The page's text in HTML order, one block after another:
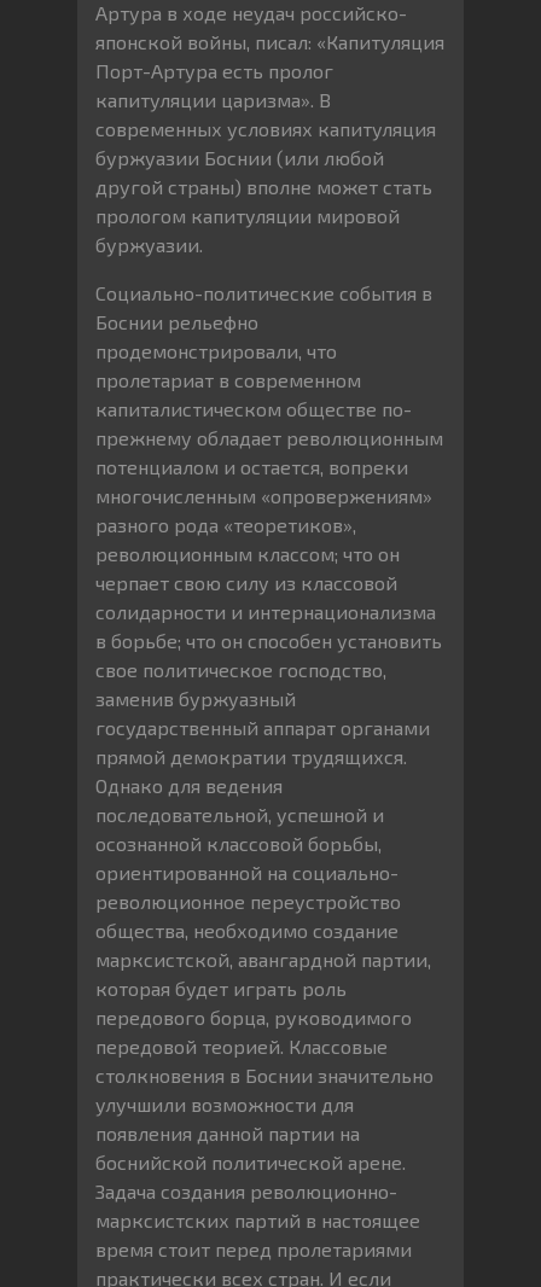
Артура в ходе неудач российско-
японской войны, писал: «Капитуляция
Порт-Артура есть пролог
капитуляции царизма». В
современных условиях капитуляция
буржуазии Боснии (или любой
другой страны) вполне может стать
прологом капитуляции мировой
буржуазии.
Социально-политические события в
Боснии рельефно
продемонстрировали, что
пролетариат в современном
капиталистическом обществе по-
прежнему обладает революционным
потенциалом и остается, вопреки
многочисленным «опровержениям»
разного рода «теоретиков»,
революционным классом; что он
черпает свою силу из классовой
солидарности и интернационализма
в борьбе; что он способен установить
свое политическое господство,
заменив буржуазный
государственный аппарат органами
прямой демократии трудящихся.
Однако для ведения
последовательной, успешной и
осознанной классовой борьбы,
ориентированной на социально-
революционное переустройство
общества, необходимо создание
марксистской, авангардной партии,
которая будет играть роль
передового борца, руководимого
передовой теорией. Классовые
столкновения в Боснии значительно
улучшили возможности для
появления данной партии на
боснийской политической арене.
Задача создания революционно-
марксистских партий в настоящее
время стоит перед пролетариями
практически всех стран. И если